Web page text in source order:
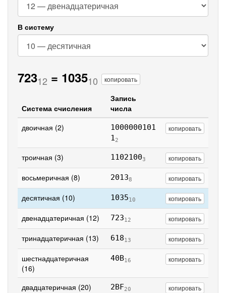
В систему
72312 = 103510 копировать
Система счисления
Запись
числа
двоичная (2)
1000000101
12
копировать
троичная (3) 11021003 копировать
восьмеричная (8) 20138 копировать
десятичная (10) 103510 копировать
двенадцатеричная (12) 72312 копировать
тринадцатеричная (13) 61813 копировать
шестнадцатеричная
(16)
40B16 копировать
двадцатеричная (20) 2BF20 копировать